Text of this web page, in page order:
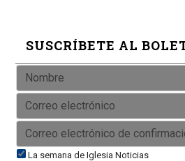
SUSCRÍBETE AL
La semana de Iglesia Noticias